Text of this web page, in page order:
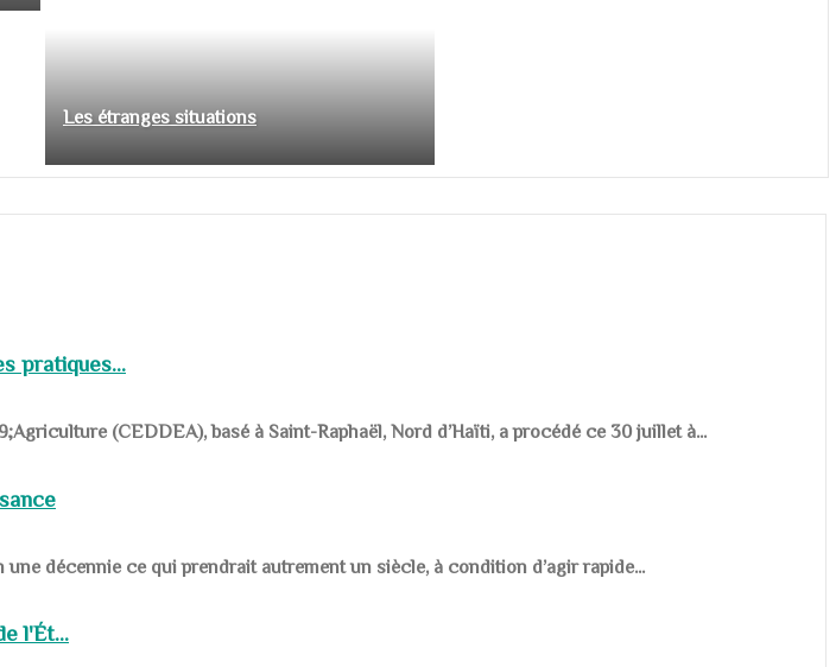
Les étranges situations
pratiques...
(CEDDEA), basé à Saint-Raphaël, Nord d’Haïti, a procédé ce 30 juillet à...
décennie ce qui prendrait autrement un siècle, à condition d’agir rapide...
l'Ét...